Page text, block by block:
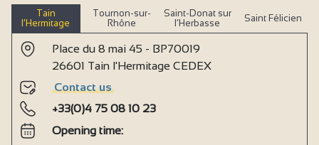
Tain
l’Hermitage
Tournon-sur-
Rhône
Saint-Donat sur
l’Herbasse
Saint Félicien
Place du 8 mai 45 - BP70019
26601 Tain l'Hermitage CEDEX
Contact us
+33(0)4 75 08 10 23
Opening time: